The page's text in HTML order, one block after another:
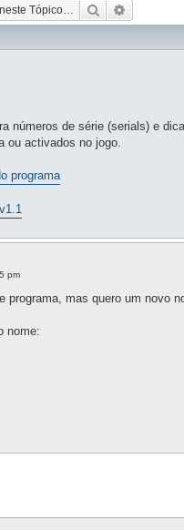
Pesquisar
números de série (serials) e
ou activados no jogo.
programa
pm
programa, mas quero um
nome: